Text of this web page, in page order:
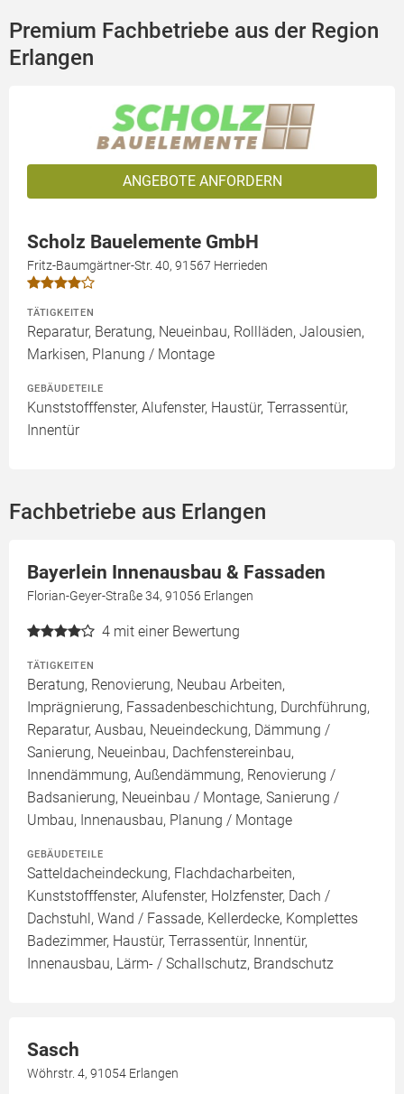
Premium Fachbetriebe aus der Region
Erlangen
ANGEBOTE ANFORDERN
Scholz Bauelemente GmbH
Fritz-Baumgärtner-Str. 40, 91567 Herrieden
TÄTIGKEITEN
Reparatur, Beratung, Neueinbau, Rollläden, Jalousien,
Markisen, Planung / Montage
GEBÄUDETEILE
Kunststofffenster, Alufenster, Haustür, Terrassentür,
Innentür
Fachbetriebe aus Erlangen
Bayerlein Innenausbau & Fassaden
Florian-Geyer-Straße 34, 91056 Erlangen
4 mit einer Bewertung
TÄTIGKEITEN
Beratung, Renovierung, Neubau Arbeiten,
Imprägnierung, Fassadenbeschichtung, Durchführung,
Reparatur, Ausbau, Neueindeckung, Dämmung /
Sanierung, Neueinbau, Dachfenstereinbau,
Innendämmung, Außendämmung, Renovierung /
Badsanierung, Neueinbau / Montage, Sanierung /
Umbau, Innenausbau, Planung / Montage
GEBÄUDETEILE
Satteldacheindeckung, Flachdacharbeiten,
Kunststofffenster, Alufenster, Holzfenster, Dach /
Dachstuhl, Wand / Fassade, Kellerdecke, Komplettes
Badezimmer, Haustür, Terrassentür, Innentür,
Innenausbau, Lärm- / Schallschutz, Brandschutz
Sasch
Wöhrstr. 4, 91054 Erlangen